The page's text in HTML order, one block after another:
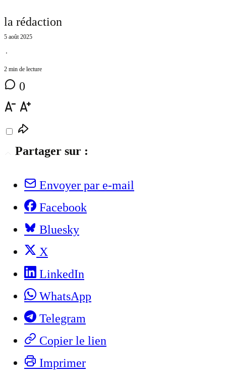
la rédaction
5 août 2025
⋅
2 min de lecture
0
Partager sur :
Envoyer par e-mail
Facebook
Bluesky
X
LinkedIn
WhatsApp
Telegram
Copier le lien
Imprimer